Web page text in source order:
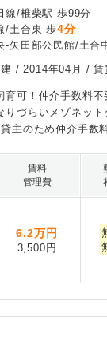
線/椎柴駅 歩99分
/土合東 歩4分
-矢田部公民館/土合
建 /2014年04月 / 賃
育可！仲介手数料
りづらいメゾネッ
主のため仲介手数
賃料
管理費
6.2万円
3,500円